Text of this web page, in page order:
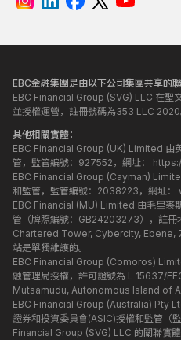
EBC金融集團是由以下公司集團共享的
EBC Financial Group (SVG) LLC 在聖
並授權運營，註冊號碼為353 LLC 2020
其他相關實體：
EBC Financial Group (UK) Limited 由
管，監管編號：927552，網址：
EBC Financial Group (Cayman)
和監管，監管編號：2038223，網址：
EBC Financial (MU) Limited 由毛里裘
管（牌照編號：GB24203273），註
Chartered Tower, Cybercity, Ebene,
站是單獨維護的。
EBC Financial Group (Comoros)
融管理局授權，許可證號為 L 15637/
Mutsamudu, Autonomous Island of
EBC Financial Group (Australia) Pty
證券和投資委員會(ASIC)授權和監管（
Financial Group (SVG) LLC 的關聯實